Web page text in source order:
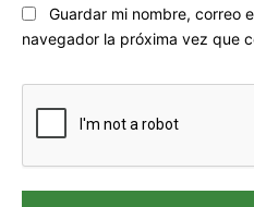
Sitio
web:
Guardar mi nombre, correo
navegador la próxima vez que